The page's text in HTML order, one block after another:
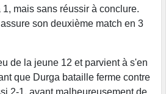
mais sans réussir à conclure.
son deuxième match en 3
de la jeune 12 et parvient à s'en
que Durga bataille ferme contre
2-1, avant malheureusement de